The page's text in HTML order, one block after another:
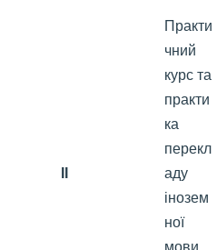
Практи
чний
курс та
практи
ка
перекл
аду
інозем
ної